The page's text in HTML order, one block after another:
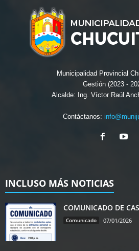
Municipalidad Provincial
Gestión (2023 -
Alcalde: Ing. Víctor Raúl
Contáctanos:
INCLUSO MÁS NOTICIAS
COMUNICADO DE
Comunicado 07/01/2026